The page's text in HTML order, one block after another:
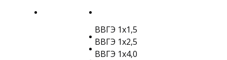
ВВГЭ 1х1,5
ВВГЭ 1х2,5
ВВГЭ 1х4,0